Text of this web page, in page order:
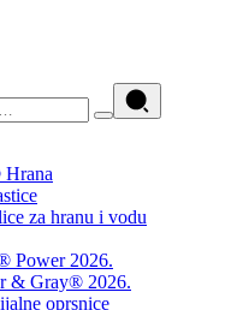
za hranu i vodu
Power 2026.
& Gray® 2026.
oprsnice